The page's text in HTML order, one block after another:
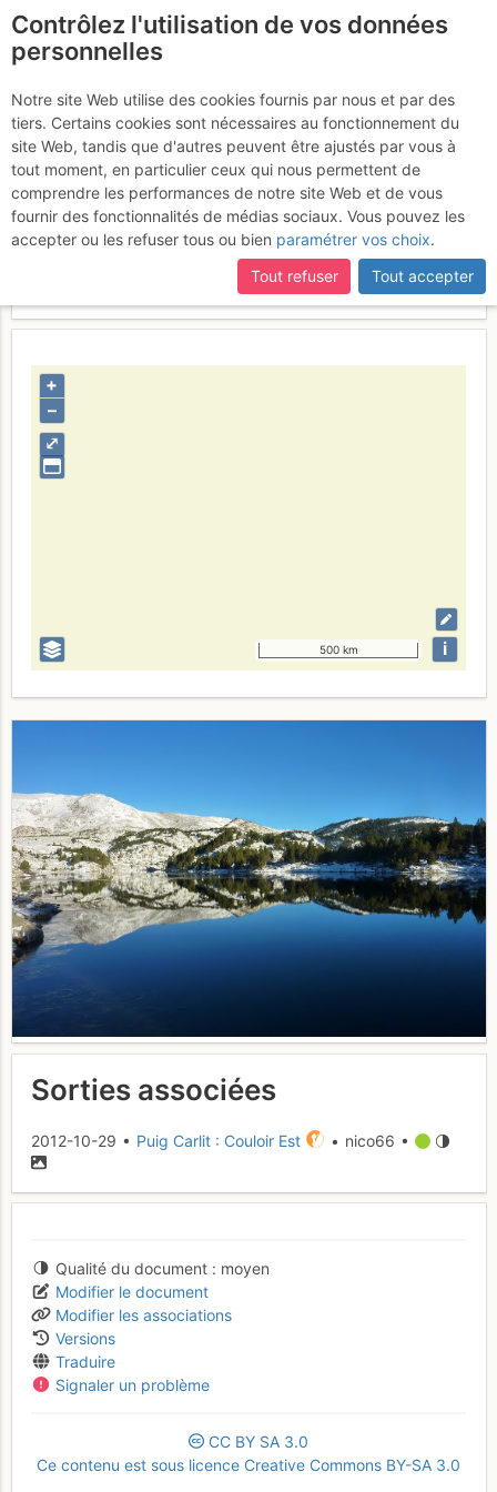
Estany de la Comassa
Activités
Contributeur
nico66
Type d'image (licence)
collaboratif (CC by-sa)
1351603403_648985352.jpg
⤢
+
–
500 km i
Sorties associées
2012-10-29 • Puig Carlit : Couloir Est • nico66 •
Qualité du document
moyen
Modifier le document
Modifier les associations
Versions
Traduire
Signaler un problème
CC BY SA 3.0
Ce contenu est sous licence Creative Commons BY-SA 3.0
Contrôlez l'utilisation de vos données
personnelles
Notre site Web utilise des cookies fournis par nous et par des
tiers. Certains cookies sont nécessaires au fonctionnement du
site Web, tandis que d'autres peuvent être ajustés par vous à
tout moment, en particulier ceux qui nous permettent de
comprendre les performances de notre site Web et de vous
fournir des fonctionnalités de médias sociaux. Vous pouvez les
accepter ou les refuser tous ou bien paramétrer vos choix.
Tout refuser
Tout accepter